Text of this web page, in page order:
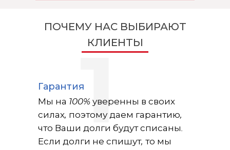
ПОЧЕМУ НАС ВЫБИРАЮТ
КЛИЕНТЫ
1
Гарантия
Мы на 100% уверенны в своих
силах, поэтому даем гарантию,
что Ваши долги будут списаны.
Если долги не спишут, то мы